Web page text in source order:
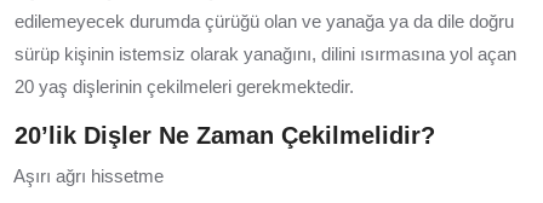
edilemeyecek durumda çürüğü olan ve yanağa ya da dile doğru
sürüp kişinin istemsiz olarak yanağını, dilini ısırmasına yol açan
20 yaş dişlerinin çekilmeleri gerekmektedir.
20’lik Dişler Ne Zaman Çekilmelidir?
Aşırı ağrı hissetme